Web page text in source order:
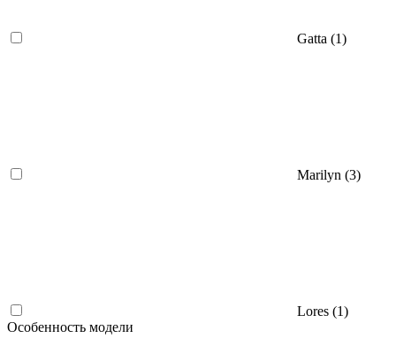
Gatta (1)
Marilyn (3)
Lores (1)
Особенность модели